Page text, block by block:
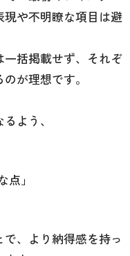
や不明瞭な項目は避
括掲載せず、それぞ
が理想です。
よう、
」
、より納得感を持っ